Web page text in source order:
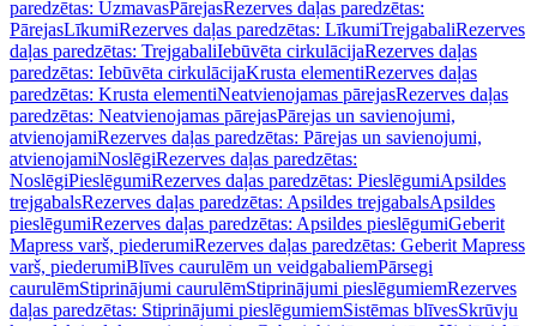
paredzētas: UzmavasPārejasRezerves daļas paredzētas:
PārejasLīkumiRezerves daļas paredzētas: LīkumiTrejgabaliRezerves
daļas paredzētas: TrejgabaliIebūvēta cirkulācijaRezerves daļas
paredzētas: Iebūvēta cirkulācijaKrusta elementiRezerves daļas
paredzētas: Krusta elementiNeatvienojamas pārejasRezerves daļas
paredzētas: Neatvienojamas pārejasPārejas un savienojumi,
atvienojamiRezerves daļas paredzētas: Pārejas un savienojumi,
atvienojamiNoslēgiRezerves daļas paredzētas:
NoslēgiPieslēgumiRezerves daļas paredzētas: PieslēgumiApsildes
trejgabalsRezerves daļas paredzētas: Apsildes trejgabalsApsildes
pieslēgumiRezerves daļas paredzētas: Apsildes pieslēgumiGeberit
Mapress varš, piederumiRezerves daļas paredzētas: Geberit Mapress
varš, piederumiBlīves caurulēm un veidgabaliemPārsegi
caurulēmStiprinājumi caurulēmStiprinājumi pieslēgumiemRezerves
daļas paredzētas: Stiprinājumi pieslēgumiemSistēmas blīvesSkrūvju